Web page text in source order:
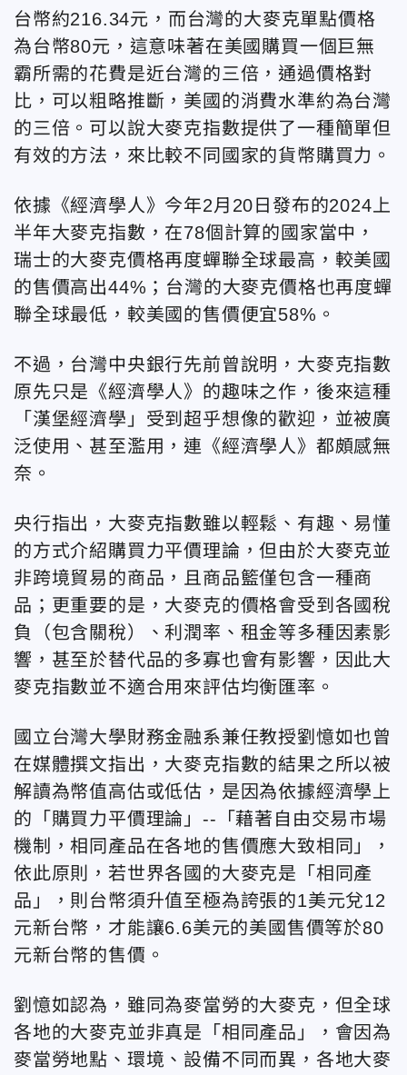
台幣約216.34元，而台灣的大麥克單點價格
為台幣80元，這意味著在美國購買一個巨無
霸所需的花費是近台灣的三倍，通過價格對
比，可以粗略推斷，美國的消費水準約為台灣
的三倍。可以說大麥克指數提供了一種簡單但
有效的方法，來比較不同國家的貨幣購買力。
依據《經濟學人》今年2月20日發布的2024上
半年大麥克指數，在78個計算的國家當中，
瑞士的大麥克價格再度蟬聯全球最高，較美國
的售價高出44%；台灣的大麥克價格也再度蟬
聯全球最低，較美國的售價便宜58%。
不過，台灣中央銀行先前曾說明，大麥克指數
原先只是《經濟學人》的趣味之作，後來這種
「漢堡經濟學」受到超乎想像的歡迎，並被廣
泛使用、甚至濫用，連《經濟學人》都頗感無
奈。
央行指出，大麥克指數雖以輕鬆、有趣、易懂
的方式介紹購買力平價理論，但由於大麥克並
非跨境貿易的商品，且商品籃僅包含一種商
品；更重要的是，大麥克的價格會受到各國稅
負（包含關稅）、利潤率、租金等多種因素影
響，甚至於替代品的多寡也會有影響，因此大
麥克指數並不適合用來評估均衡匯率。
國立台灣大學財務金融系兼任教授劉憶如也曾
在媒體撰文指出，大麥克指數的結果之所以被
解讀為幣值高估或低估，是因為依據經濟學上
的「購買力平價理論」--「藉著自由交易市場
機制，相同產品在各地的售價應大致相同」，
依此原則，若世界各國的大麥克是「相同產
品」，則台幣須升值至極為誇張的1美元兌12
元新台幣，才能讓6.6美元的美國售價等於80
元新台幣的售價。
劉憶如認為，雖同為麥當勞的大麥克，但全球
各地的大麥克並非真是「相同產品」，會因為
麥當勞地點、環境、設備不同而異，各地大麥